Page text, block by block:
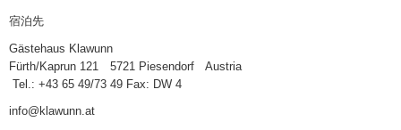
宿泊先
Gästehaus Klawunn
Fürth/Kaprun 121 5721 Piesendorf Austria
Tel.: +43 65 49/73 49 Fax: DW 4
info@klawunn.at